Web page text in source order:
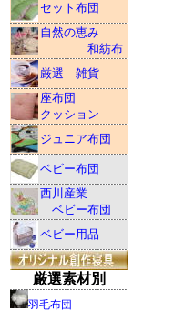
セット布団
自然の恵み
和紡布
厳選 雑貨
座布団
クッション
ジュニア布団
ベビー布団
西川産業
ベビー布団
ベビー用品
厳選素材別
羽毛布団